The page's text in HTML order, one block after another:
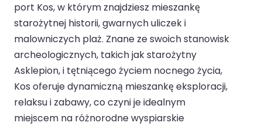
port Kos, w którym znajdziesz mieszankę
starożytnej historii, gwarnych uliczek i
malowniczych plaż. Znane ze swoich stanowisk
archeologicznych, takich jak starożytny
Asklepion, i tętniącego życiem nocnego życia,
Kos oferuje dynamiczną mieszankę eksploracji,
relaksu i zabawy, co czyni je idealnym
miejscem na różnorodne wyspiarskie